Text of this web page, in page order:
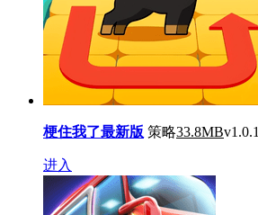
梗住我了最新版 策略33.8MBv1.0.1
进入